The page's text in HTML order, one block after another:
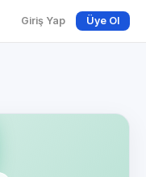
Giriş Yap Üye Ol